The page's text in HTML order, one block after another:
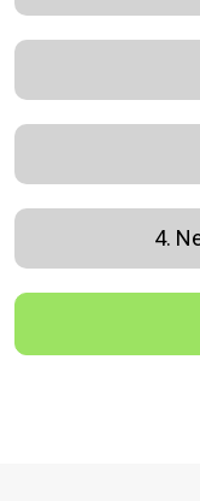
4.